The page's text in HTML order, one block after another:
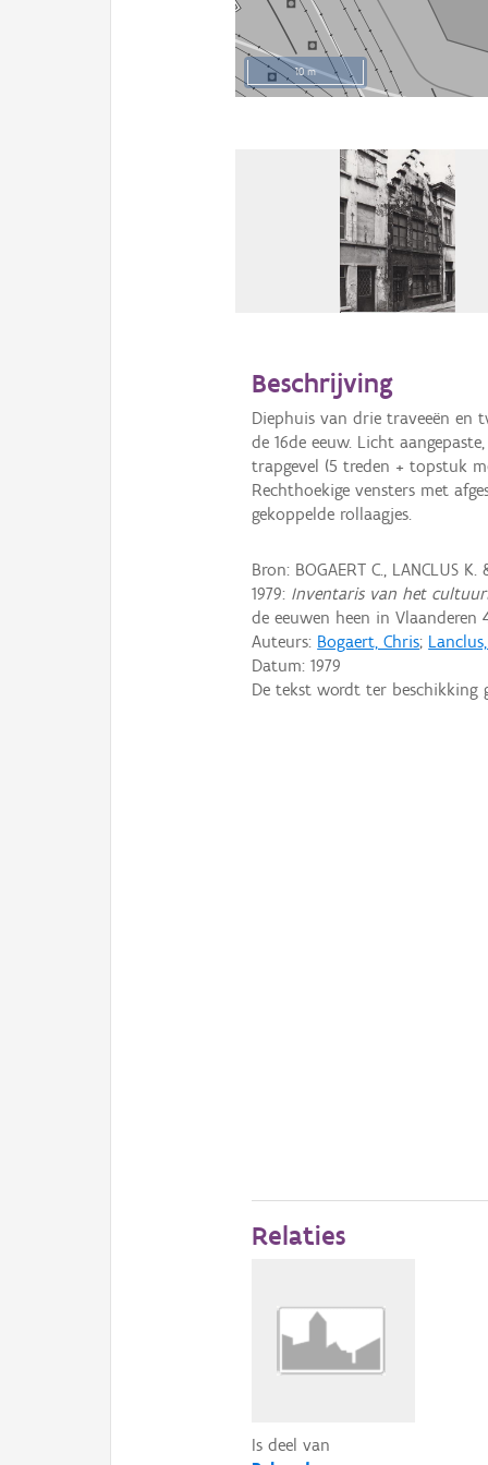
10 m
Beschrijving
Diephuis van drie traveeën en
de 16de eeuw. Licht
trapgevel (5 treden + topstuk
Rechthoekige vensters met
gekoppelde rollaagjes.
Bron: BOGAERT C., LANCLUS
1979: Inventaris van het
de eeuwen heen in Vlaanderen
Auteurs: Bogaert, Chris;
Datum:1979
De tekst wordt ter beschikking
Relaties
Is deel van